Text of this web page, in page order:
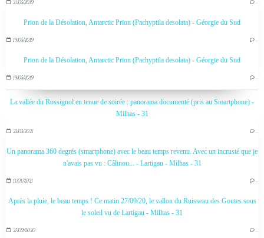
21/05/2019 …
Prion de la Désolation, Antarctic Prion (Pachyptila desolata) - Géorgie du Sud
19/05/2019 …
Prion de la Désolation, Antarctic Prion (Pachyptila desolata) - Géorgie du Sud
19/05/2019 …
La vallée du Rossignol en tenue de soirée : panorama documenté (pris au Smartphone) -
Milhas - 31
23/03/2021 …
Un panorama 360 degrés (smartphone) avec le beau temps revenu. Avec un incrusté que je
n'avais pas vu : Câlinou... - Lartigau - Milhas - 31
11/01/2021 …
Après la pluie, le beau temps ! Ce matin 27/09/20, le vallon du Ruisseau des Goutes sous
le soleil vu de Lartigau - Milhas - 31
27/09/2020 …